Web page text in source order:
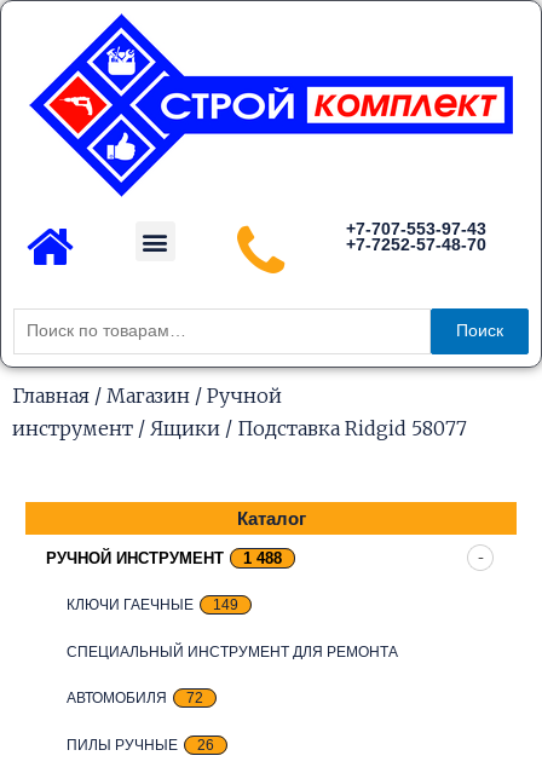
Перейти
содержимому
Menu
+7-707-553-97-43
+7-7252-57-48-70
Искать:
Поиск
Главная / Магазин / Ручной
инструмент / Ящики / Подставка Ridgid 58077
Каталог
РУЧНОЙ ИНСТРУМЕНТ 1 488
КЛЮЧИ ГАЕЧНЫЕ 149
СПЕЦИАЛЬНЫЙ ИНСТРУМЕНТ ДЛЯ РЕМОНТА
АВТОМОБИЛЯ 72
ПИЛЫ РУЧНЫЕ 26